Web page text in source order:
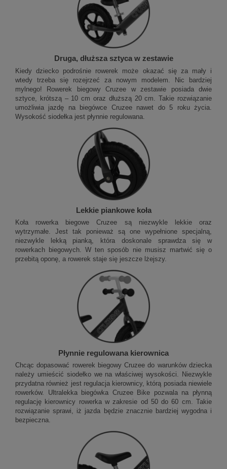
Druga, dłuższa sztyca w zestawie
Kiedy dziecko podrośnie rowerek może okazać się za mały i
wtedy trzeba się rozejrzeć za nowym modelem. Nic bardziej
mylnego! Rowerek biegowy Cruzee w zestawie posiada dwie
sztyce, krótszą – 10 cm oraz dłuższą 20 cm. Takie rozwiązanie
umożliwia jazdę na biegówce Cruzee nawet do 5 roku życia.
Wysokość siodełka jest płynnie regulowana.
Lekkie piankowe koła
Koła rowerka biegowe Cruzee są niezwykle lekkie oraz
wytrzymałe. Jest tak ponieważ są one wypełnione specjalną,
niezwykle lekką pianką, która doskonale sprawdza się w
rowerkach biegowych. W ten sposób nie musisz martwić się o
przebitą oponę, a rowerek staje się jeszcze lżejszy.
Płynnie regulowana kierownica
Chcąc dopasować rowerek biegowy Cruzee do warunków dziecka
należy umieścić siodełko we na właściwej wysokości. Niezwykle
przydatna również jest regulacja kierownicy, którą posiada niewiele
rowerków. Ultralekka biegówka Cruzee Bike pozwala na płynną
regulację kierownicy rowerka w zakresie od 50 do 60 cm. Takie
rozwiązanie sprawi, iż jazda będzie znacznie bardziej wygodna i
bezpieczna.